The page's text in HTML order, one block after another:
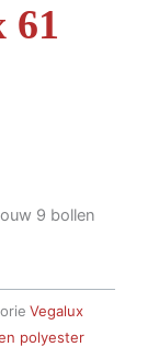
61
9 bollen
Vegalux
polyester